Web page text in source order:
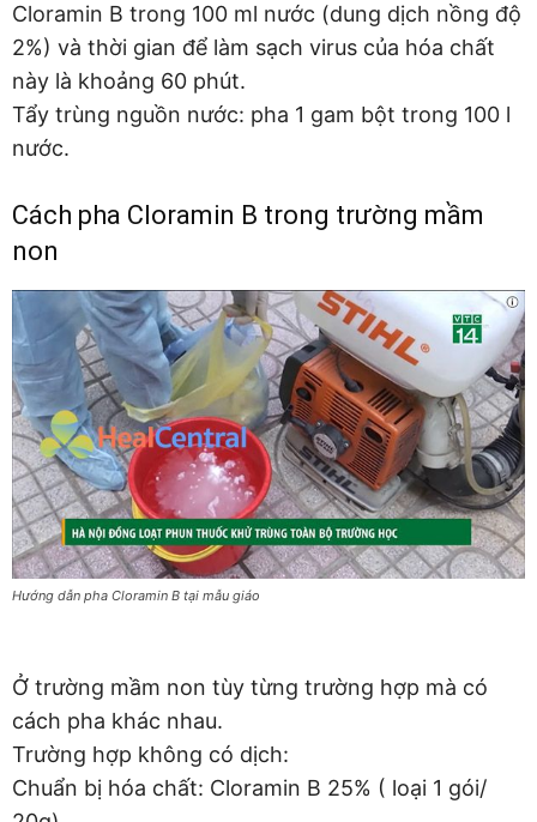
Cloramin B trong 100 ml nước (dung dịch nồng độ
2%) và thời gian để làm sạch virus của hóa chất
này là khoảng 60 phút.
Tẩy trùng nguồn nước: pha 1 gam bột trong 100 l
nước.
Cách pha Cloramin B trong trường mầm
non
Hướng dẫn pha Cloramin B tại mẫu giáo
Ở trường mầm non tùy từng trường hợp mà có
cách pha khác nhau.
Trường hợp không có dịch:
Chuẩn bị hóa chất: Cloramin B 25% ( loại 1 gói/